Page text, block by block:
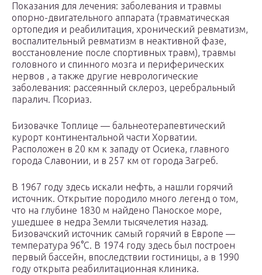
Показания для лечения: заболевания и травмы
опорно-двигательного аппарата (травматическая
ортопедия и реабилитация, хронический ревматизм,
воспалительный ревматизм в неактивной фазе,
восстановление после спортивных травм), травмы
головного и спинного мозга и периферических
нервов , а также другие неврологические
заболевания: рассеянный склероз, церебральный
паралич. Псориаз.
Бизовачке Топлице — бальнеотерапевтический
курорт континентальной части Хорватии.
Расположен в 20 км к западу от Осиека, главного
города Славонии, и в 257 км от города Загреб.
В 1967 году здесь искали нефть, а нашли горячий
источник. Открытие породило много легенд о том,
что на глубине 1830 м найдено Паноское море,
ушедшее в недра Земли тысячелетия назад.
Бизовачский источник самый горячий в Европе —
температура 96°С. В 1974 году здесь был построен
первый бассейн, впоследствии гостиницы, а в 1990
году открыта реабилитационная клиника.